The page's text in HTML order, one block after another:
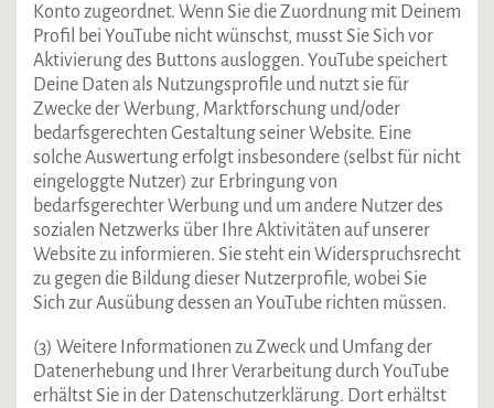
Konto zugeordnet. Wenn Sie die Zuordnung mit Deinem
Profil bei YouTube nicht wünschst, musst Sie Sich vor
Aktivierung des Buttons ausloggen. YouTube speichert
Deine Daten als Nutzungsprofile und nutzt sie für
Zwecke der Werbung, Marktforschung und/oder
bedarfsgerechten Gestaltung seiner Website. Eine
solche Auswertung erfolgt insbesondere (selbst für nicht
eingeloggte Nutzer) zur Erbringung von
bedarfsgerechter Werbung und um andere Nutzer des
sozialen Netzwerks über Ihre Aktivitäten auf unserer
Website zu informieren. Sie steht ein Widerspruchsrecht
zu gegen die Bildung dieser Nutzerprofile, wobei Sie
Sich zur Ausübung dessen an YouTube richten müssen.
(3) Weitere Informationen zu Zweck und Umfang der
Datenerhebung und Ihrer Verarbeitung durch YouTube
erhältst Sie in der Datenschutzerklärung. Dort erhältst